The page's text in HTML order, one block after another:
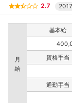
2.7
月
給
基本給
資格手当
通勤手当